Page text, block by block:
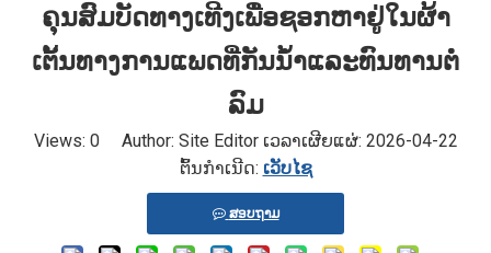
ຄຸນສົມບັດທາງເທີງເພື່ອຊອກຫາຢູ່ໃນຜ້າ
ເຕັ້ນທາງການແພດທີ່ກັນນ້ໍາແລະທົນທານຕໍ່
ລົມ
Views: 0Author: Site Editor ເວລາເຜີຍແຜ່: 2026-04-22
ຕົ້ນກໍາເນີດ: ເວັບໄຊ
ສອບຖາມ